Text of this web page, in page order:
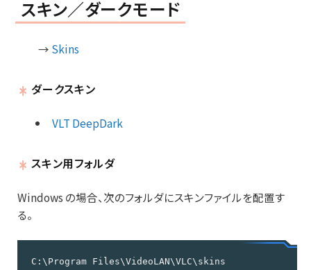
スキン／ダークモード
→ Skins
ダークスキン
VLT DeepDark
スキン用フォルダ
Windows の場合、次のフォルダにスキンファイルを配置す
る。
C:\Program Files\VideoLAN\VLC\skins